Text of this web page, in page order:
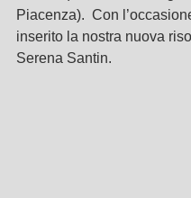
Piacenza).  Con
inserito la nostra nuova
Serena Santin.